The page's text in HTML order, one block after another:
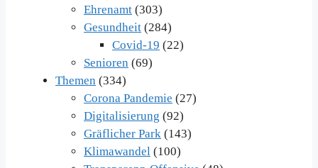
Ehrenamt (303)
Gesundheit (284)
Covid-19 (22)
Senioren (69)
Themen (334)
Corona Pandemie (27)
Digitalisierung (92)
Gräflicher Park (143)
Klimawandel (100)